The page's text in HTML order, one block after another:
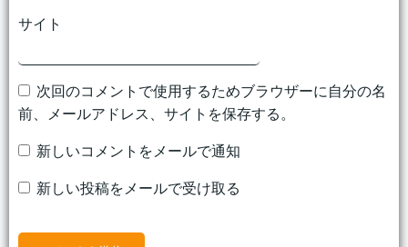
サイト
次回のコメントで使用するためブラウザーに自分の名
前、メールアドレス、サイトを保存する。
新しいコメントをメールで通知
新しい投稿をメールで受け取る